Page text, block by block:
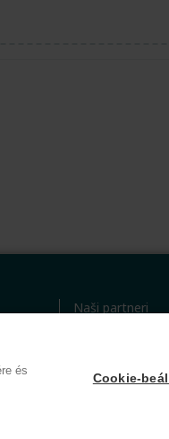
és
Cookie-
Naši partneri
Net Kft. Alle Rechte